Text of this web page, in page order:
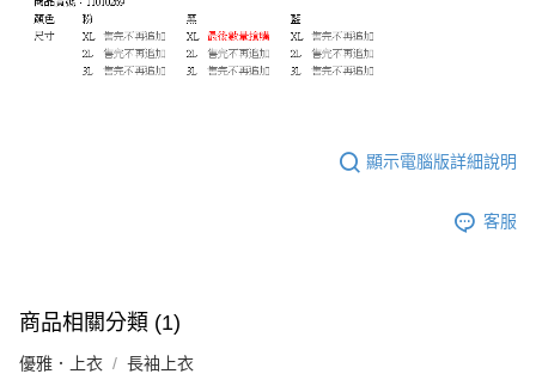
顯示電腦版詳細說明
客服
商品相關分類 (1)
優雅．上衣 長袖上衣